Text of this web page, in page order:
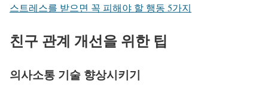
스트레스를 받으면 꼭 피해야 할 행동 5가지
친구 관계 개선을 위한 팁
의사소통 기술 향상시키기